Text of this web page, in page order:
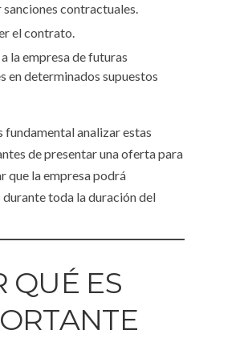
contractuales.
el contrato.
la empresa de futuras
en determinados supuestos
fundamental analizar estas
de presentar una oferta para
que la empresa podrá
toda la duración del
QUÉ ES